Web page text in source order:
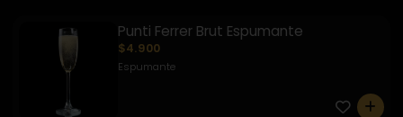
Punti Ferrer Brut Espumante
$4.900
Espumante
0